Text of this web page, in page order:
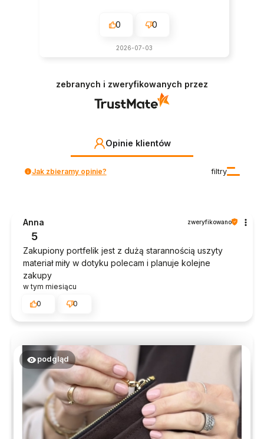
0 0
2026-07-03
zebranych i zweryfikowanych przez
Opinie klientów
filtry
Jak zbieramy opinie?
Anna zweryfikowano
5
Zakupiony portfelik jest z dużą starannością uszyty
materiał miły w dotyku polecam i planuje kolejne
zakupy
w tym miesiącu
0
0
podgląd